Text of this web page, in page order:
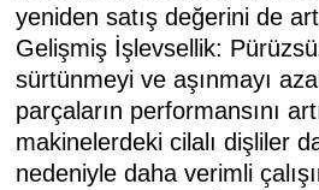
yeniden satış değerini de
Gelişmiş İşlevsellik:
sürtünmeyi ve aşınmayı
parçaların performansını
makinelerdeki cilalı dişliler
nedeniyle daha verimli